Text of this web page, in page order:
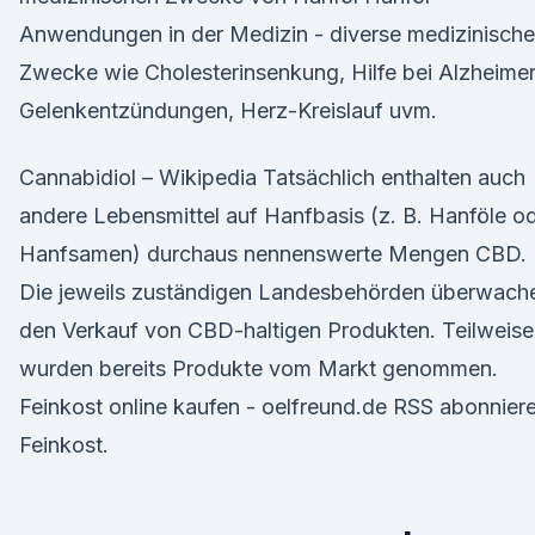
Anwendungen in der Medizin - diverse medizinische
Zwecke wie Cholesterinsenkung, Hilfe bei
Gelenkentzündungen, Herz-Kreislauf uvm.
Cannabidiol – Wikipedia Tatsächlich enthalten auch
andere Lebensmittel auf Hanfbasis (z. B. Hanföle
Hanfsamen) durchaus nennenswerte Mengen CBD.
Die jeweils zuständigen Landesbehörden
den Verkauf von CBD-haltigen Produkten. Teilweise
wurden bereits Produkte vom Markt genommen.
Feinkost online kaufen - oelfreund.de RSS
Feinkost.